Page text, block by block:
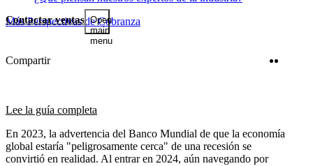
Contactar ventas Open
main
menu
Lee la guía completa
En 2023, la advertencia del Banco Mundial de que la economía
global estaría "peligrosamente cerca" de una recesión se
convirtió en realidad. Al entrar en 2024, aún navegando por
Más Perspectivas de Cobranza
Compartir